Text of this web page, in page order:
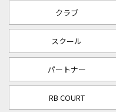
クラブ
スクール
パートナー
RB COURT